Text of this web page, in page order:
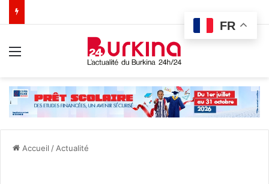
Accueil / Actualité
FR